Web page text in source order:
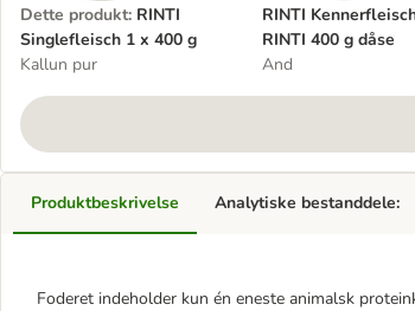
Dette produkt: RINTI
Singlefleisch 1 x 400 g
Kallun pur
RINTI
RINTI 400 g dåse
And
Produktbeskrivelse
Foderet indeholder kun én eneste animalsk
Analytiske bestanddele: